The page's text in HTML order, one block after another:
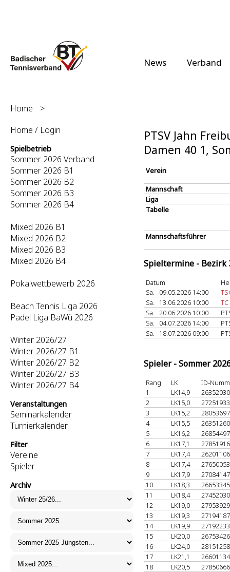
News Verband
Home
>
Home / Login
Spielbetrieb
Sommer 2026 Verband
Sommer 2026 B1
Sommer 2026 B2
Sommer 2026 B3
Sommer 2026 B4
Mixed 2026 B1
Mixed 2026 B2
Mixed 2026 B3
Mixed 2026 B4
Pokalwettbewerb 2026
Beach Tennis Liga 2026
Padel Liga BaWü 2026
Winter 2026/27
Winter 2026/27 B1
Winter 2026/27 B2
Winter 2026/27 B3
Winter 2026/27 B4
Veranstaltungen
Seminarkalender
Turnierkalender
Filter
Vereine
Spieler
Archiv
PTSV Jahn
Damen 40 1,
Verein
Mannschaft
Liga
Tabelle
Mannschaftsführer
Spieltermine - Bezirk
Datum
Sa.
09.05.2026 14:00
Sa.
13.06.2026 10:00
Sa. 20.06.2026 10:00
Sa.
04.07.2026 14:00
Sa.
18.07.2026 09:00
Spieler - Sommer
Rang LK
ID-
1
LK14,9
2
LK15,0
3
LK15,2
4
LK15,5
5
LK16,2
6
LK17,1
7
LK17,4
8
LK17,4
9
LK17,9
10
LK18,3
11
LK18,4
12
LK19,0
13
LK19,3
14
LK19,9
15
LK20,0
16
LK24,0
17
LK21,1
18
LK20,5